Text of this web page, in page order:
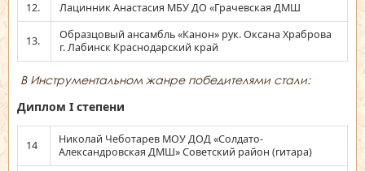
12.
Лацинник Анастасия МБУ ДО «Грачевская ДМШ
13.
Образцовый ансамбль «Канон» рук. Оксана Храброва
г. Лабинск Краснодарский край
В Инструментальном жанре победителями стали:
Диплом I степени
14
Николай Чеботарев МОУ ДОД «Солдато-
Александровская ДМШ» Советский район (гитара)